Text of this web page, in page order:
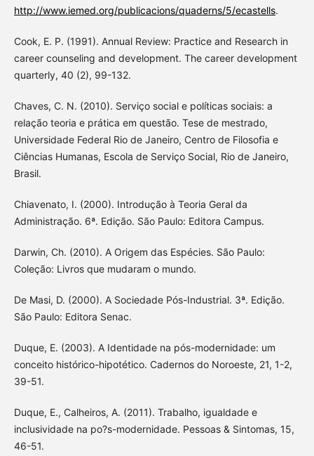
http://www.iemed.org/publicacions/quaderns/5/ecastells.
Cook, E. P. (1991). Annual Review: Practice and Research in
career counseling and development. The career development
quarterly, 40 (2), 99-132.
Chaves, C. N. (2010). Serviço social e políticas sociais: a
relação teoria e prática em questão. Tese de mestrado,
Universidade Federal Rio de Janeiro, Centro de Filosofia e
Ciências Humanas, Escola de Serviço Social, Rio de Janeiro,
Brasil.
Chiavenato, I. (2000). Introdução à Teoria Geral da
Administração. 6ª. Edição. São Paulo: Editora Campus.
Darwin, Ch. (2010). A Origem das Espécies. São Paulo:
Coleção: Livros que mudaram o mundo.
De Masi, D. (2000). A Sociedade Pós-Industrial. 3ª. Edição.
São Paulo: Editora Senac.
Duque, E. (2003). A Identidade na pós-modernidade: um
conceito histórico-hipotético. Cadernos do Noroeste, 21, 1-2,
39-51.
Duque, E., Calheiros, A. (2011). Trabalho, igualdade e
inclusividade na po?s-modernidade. Pessoas & Sintomas, 15,
46-51.